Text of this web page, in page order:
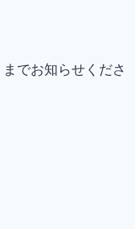
までお知らせくださ